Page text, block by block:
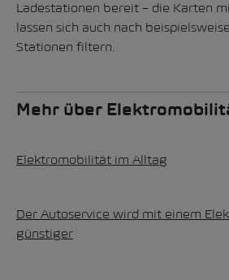
Ladestationen bereit – die Karten
lassen sich auch nach
Stationen filtern.
Mehr über
Elektromobilität im Alltag
Der Autoservice wird mit einem
günstiger